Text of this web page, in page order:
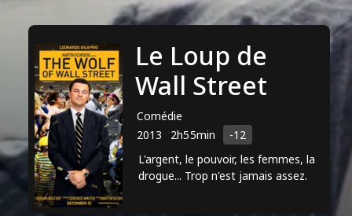
Le Loup de
Wall Street
Comédie
2013
2h55min
-12
L'argent, le pouvoir, les femmes, la
drogue... Trop n'est jamais assez.